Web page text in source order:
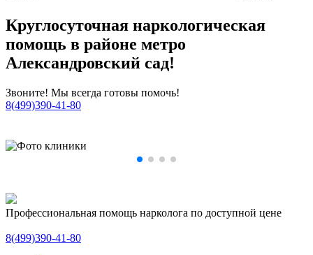
Круглосуточная наркологическая
помощь в районе метро
Александровский сад!
Звоните! Мы всегда готовы помочь!
8(499)390-41-80
Профессиональная помощь нарколога по доступной цене
8(499)390-41-80